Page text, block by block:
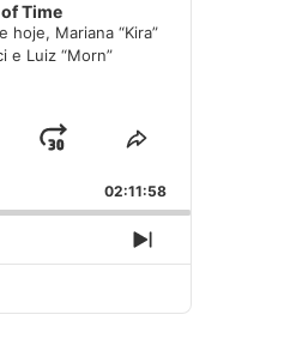
Time
hoje, Mariana “Kira”
e Luiz “Morn”
Jump
Forward
Share
Episode
02:11:58
Next
Episode